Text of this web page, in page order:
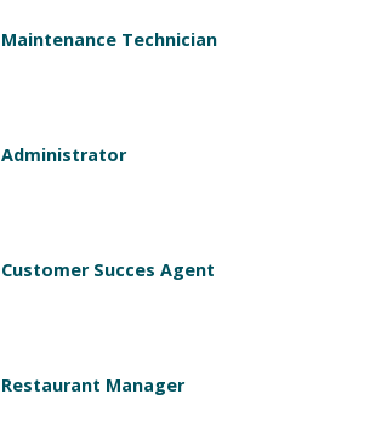
Maintenance Technician
Administrator
Customer Succes Agent
Restaurant Manager